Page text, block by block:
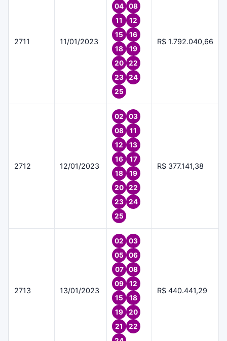
2711 11/01/2023
04
08
11
12
15
16
18
19
20
22
23
24
25
R$ 1.792.040,66
2712 12/01/2023
02
03
08
11
12
13
16
17
18
19
20
22
23
24
25
R$ 377.141,38
2713 13/01/2023
02
03
05
06
07
08
09
12
15
18
19
20
21
22
R$ 440.441,29